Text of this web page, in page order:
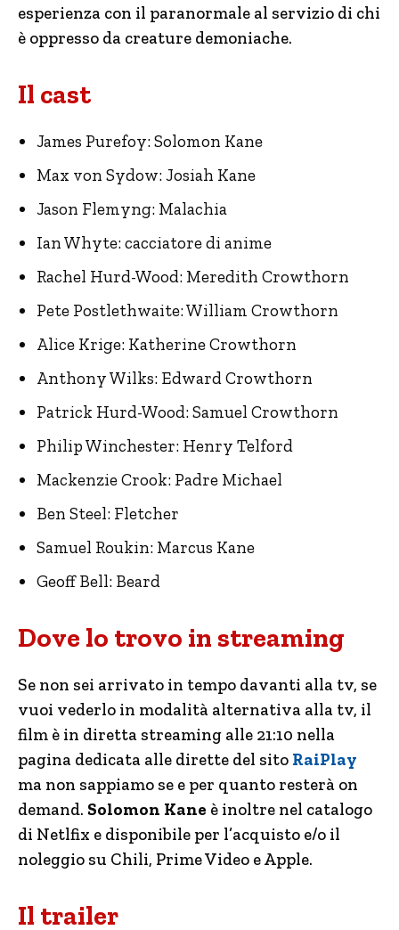
esperienza con il paranormale al servizio di chi
è oppresso da creature demoniache.
Il cast
James Purefoy: Solomon Kane
Max von Sydow: Josiah Kane
Jason Flemyng: Malachia
Ian Whyte: cacciatore di anime
Rachel Hurd-Wood: Meredith Crowthorn
Pete Postlethwaite: William Crowthorn
Alice Krige: Katherine Crowthorn
Anthony Wilks: Edward Crowthorn
Patrick Hurd-Wood: Samuel Crowthorn
Philip Winchester: Henry Telford
Mackenzie Crook: Padre Michael
Ben Steel: Fletcher
Samuel Roukin: Marcus Kane
Geoff Bell: Beard
Dove lo trovo in streaming
Se non sei arrivato in tempo davanti alla tv, se
vuoi vederlo in modalità alternativa alla tv, il
film è in diretta streaming alle 21:10 nella
pagina dedicata alle dirette del sito RaiPlay
ma non sappiamo se e per quanto resterà on
demand. Solomon Kane è inoltre nel catalogo
di Netlfix e disponibile per l’acquisto e/o il
noleggio su Chili, Prime Video e Apple.
Il trailer